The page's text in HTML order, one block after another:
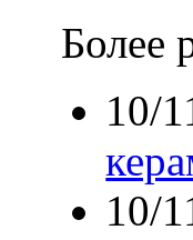
Более
10/
10/